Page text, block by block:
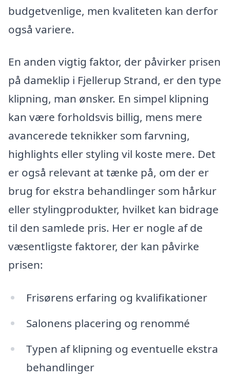
budgetvenlige, men kvaliteten kan derfor
også variere.
En anden vigtig faktor, der påvirker prisen
på dameklip i Fjellerup Strand, er den type
klipning, man ønsker. En simpel klipning
kan være forholdsvis billig, mens mere
avancerede teknikker som farvning,
highlights eller styling vil koste mere. Det
er også relevant at tænke på, om der er
brug for ekstra behandlinger som hårkur
eller stylingprodukter, hvilket kan bidrage
til den samlede pris. Her er nogle af de
væsentligste faktorer, der kan påvirke
prisen:
Frisørens erfaring og kvalifikationer
Salonens placering og renommé
Typen af klipning og eventuelle ekstra
behandlinger